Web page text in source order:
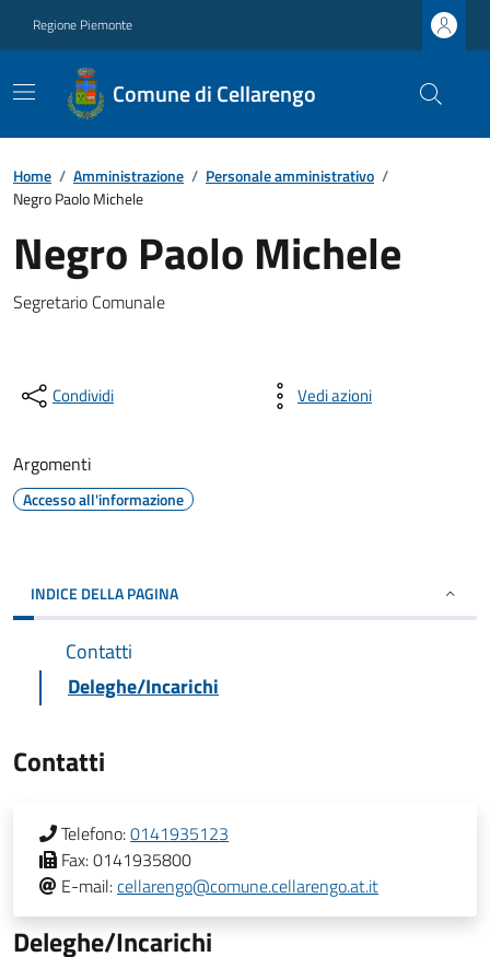
Regione Piemonte
Comune di Cellarengo
Home / Amministrazione / Personale amministrativo /
Negro Paolo Michele
Negro Paolo Michele
Segretario Comunale
Condividi Vedi azioni
Argomenti
Accesso all'informazione
INDICE DELLA PAGINA
Contatti
Deleghe/Incarichi
Contatti
Telefono:0141935123
Fax:0141935800
E-mail:cellarengo@comune.cellarengo.at.it
Deleghe/Incarichi